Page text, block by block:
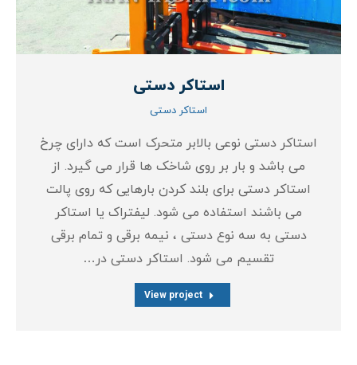
استاکر دستی
استاکر دستی
استاکر دستی نوعی بالابر متحرک است که دارای چرخ
می باشد و بار بر روی شاخک ها قرار می گیرد. از
استاکر دستی برای بلند کردن بارهایی که روی پالت
می باشند استفاده می شود. لیفتراک یا استاکر
دستی به سه نوع دستی ، نیمه برقی و تمام برقی
تقسیم می شود. استاکر دستی در…
View project